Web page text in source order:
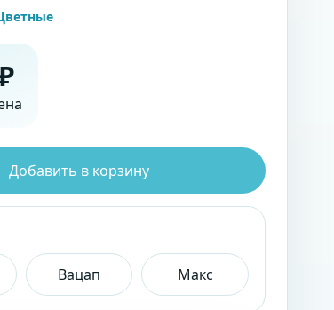
Добавить в корзину
Вацап Макс